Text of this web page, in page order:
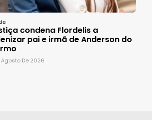
condena Flordelis a
pai e irmã de Anderson do
Agosto De 2026